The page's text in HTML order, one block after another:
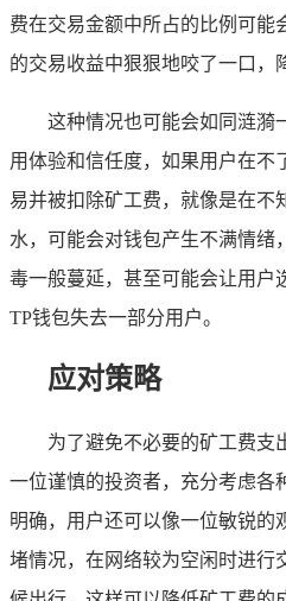
费在交易金额中所占的比例可能
的交易收益中狠狠地咬了一口，
这种情况也可能会如同涟漪
用体验和信任度，如果用户在不
易并被扣除矿工费，就像是在不
水，可能会对钱包产生不满情绪
毒一般蔓延，甚至可能会让用户
TP钱包失去一部分用户。
应对策略
为了避免不必要的矿工费支
一位谨慎的投资者，充分考虑各
明确，用户还可以像一位敏锐的
堵情况，在网络较为空闲时进行